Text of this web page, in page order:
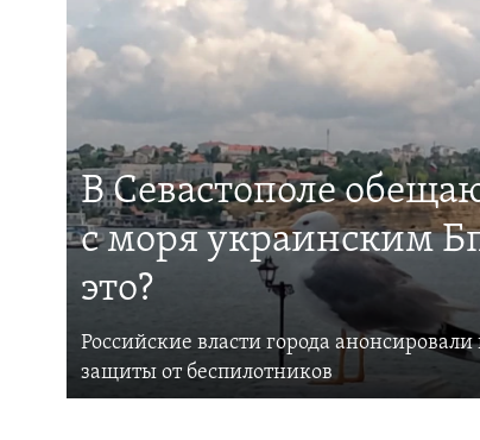
В Севастополе
с моря украинским
это?
Российские власти города
защиты от беспилотников